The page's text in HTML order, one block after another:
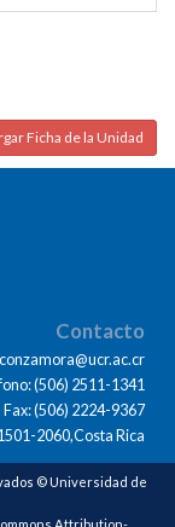
Ficha de la Unidad
Contacto
(506) 2511-1341
Fax: (506) 2224-9367
2060,Costa Rica
© Universidad de